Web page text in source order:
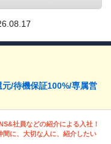
元/待機保証100%/専属営
社員などの紹介による入社！
間に、大切な人に、紹介したい